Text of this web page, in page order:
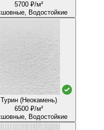
5700 ₽/м²
Бесшовные, Водостойкие
Турин (Неокамень)
6500 ₽/м²
Бесшовные, Водостойкие